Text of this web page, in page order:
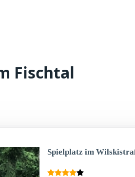
Fischtal
Spielplatz im